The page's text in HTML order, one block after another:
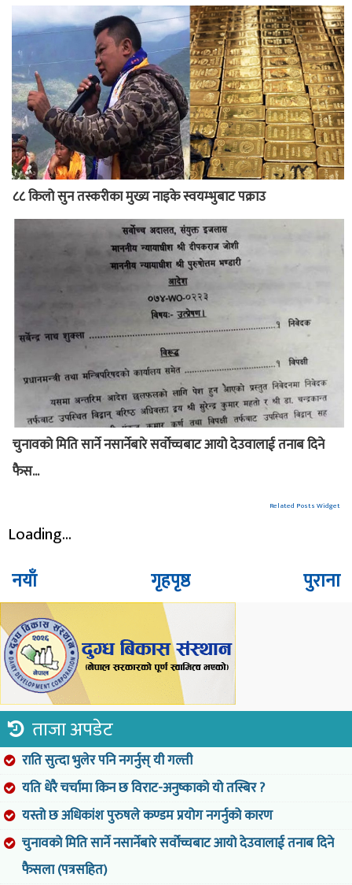
८८ किलो सुन तस्करीका मुख्य नाइके स्वयम्भुबाट पक्राउ
चुनावको मिति सार्ने नसार्नेबारे सर्वोच्चबाट आयो देउवालाई तनाब दिने
फैस...
Related Posts Widget
Loading...
नयाँ पुराना
गृहपृष्ठ
ताजा अपडेट
राति सुत्दा भुलेर पनि नगर्नुस् यी गल्ती
यति धेरै चर्चामा किन छ विराट-अनुष्काको यो तस्बिर ?
यस्तो छ अधिकांश पुरुषले कण्डम प्रयोग नगर्नुको कारण
चुनावको मिति सार्ने नसार्नेबारे सर्वोच्चबाट आयो देउवालाई तनाब दिने
फैसला (पत्रसहित)